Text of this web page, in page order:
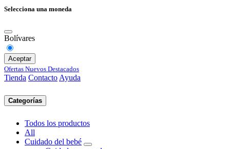
Selecciona una moneda
Bolívares
Aceptar
Ofertas Nuevos Destacados
Tienda Contacto Ayuda
Categorías
Todos los productos
All
Cuidado del bebé